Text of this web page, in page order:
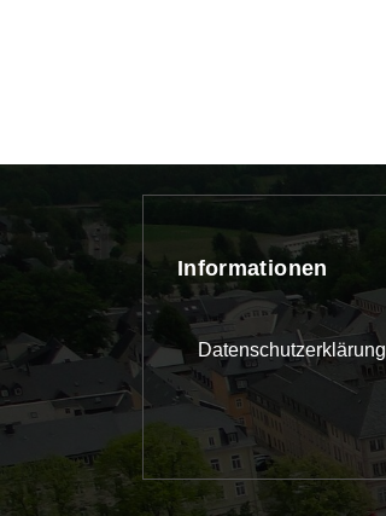
Informationen
Datenschutzerklärung